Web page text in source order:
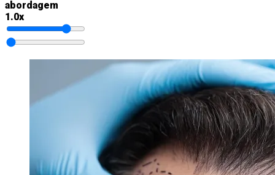
abordagem
1.0x